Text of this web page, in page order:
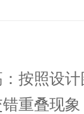
按照设
重叠现